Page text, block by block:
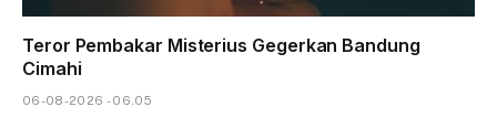
Teror Pembakar Misterius Gegerkan Bandung
Cimahi
06-08-2026 - 06.05